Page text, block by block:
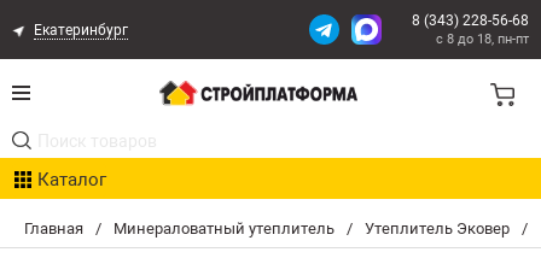
Главная / Минераловатный утеплитель / Утеплитель Эковер /
Екатеринбург
8 (343) 228-56-68
с 8 до 18, пн-пт
Каталог
Акции
Расчет доставки
Организациям